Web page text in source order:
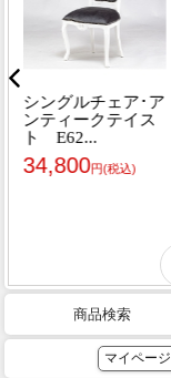
商品検索
マイページ